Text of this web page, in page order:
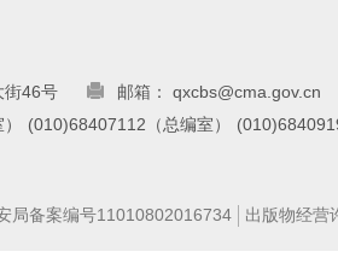
街46号
邮箱： qxcbs@cma.gov.cn
(010)68407112（总编室）
局备案编号11010802016734 出版物经营